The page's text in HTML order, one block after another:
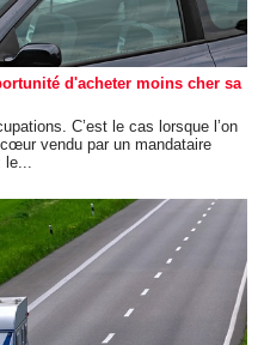
d'acheter moins cher sa
C’est le cas lorsque l’on
vendu par un mandataire